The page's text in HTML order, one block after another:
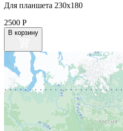
Для планшета 230х180
2500 Р
В корзину